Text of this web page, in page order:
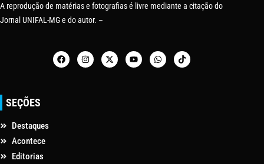
A reprodução de matérias e fotografias é livre mediante a citação do
Jornal UNIFAL-MG e do autor. –
SEÇÕES
Destaques
Acontece
Editorias